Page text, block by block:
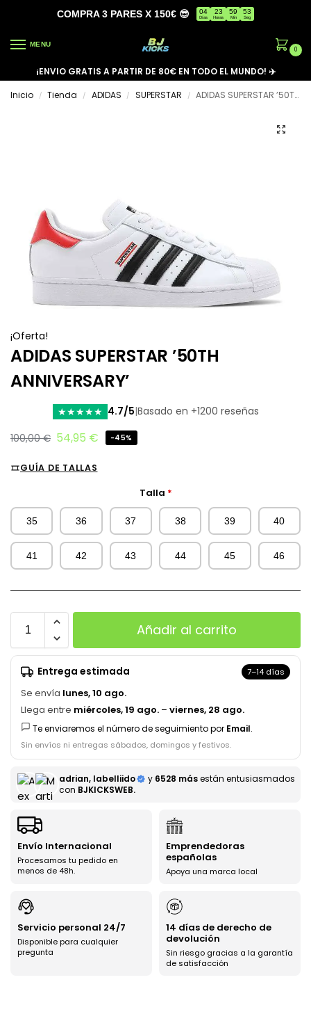
COMPRA 3 PARES X 150€ 😎 04
Días
23
Horas
59
Min
53
Seg
MENU
0
¡ENVIO GRATIS A PARTIR DE 80€ EN TODO EL MUNDO! ✈️
Inicio
/ Tienda / ADIDAS / SUPERSTAR / ADIDAS SUPERSTAR ’50TH ANNIVERSARY’
¡Oferta!
ADIDAS SUPERSTAR ’50TH
ANNIVERSARY’
★★★★★ 4.7/5|Basado en +1200 reseñas
100,00€ 54,95 € -45%
GUÍA DE TALLAS
Talla *
35 36 37 38 39 40
41 42 43 44 45 46
Añadir al carrito
Entrega estimada 7–14 días
Se envía lunes, 10 ago.
Llega entre miércoles, 19 ago. – viernes, 28 ago.
Te enviaremos el número de seguimiento por Email.
Sin envíos ni entregas sábados, domingos y festivos.
adrian, labelliido y 6528 másestán entusiasmados
con BJKICKSWEB.
Envío Internacional
Procesamos tu pedido en
menos de 48h.
Emprendedoras
españolas
Apoya una marca local
Servicio personal 24/7
Disponible para cualquier
pregunta
14 días de derecho de
devolución
Sin riesgo gracias a la garantía
de satisfacción
Ahorra uniéndote al